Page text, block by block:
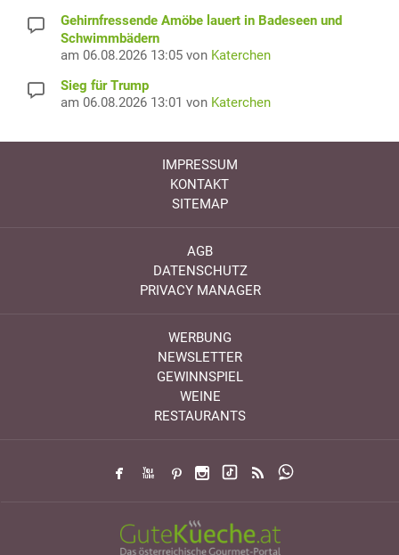
Gehirnfressende Amöbe lauert in Badeseen und
Schwimmbädern
am 06.08.2026 13:05 von Katerchen
Sieg für Trump
am 06.08.2026 13:01 von Katerchen
IMPRESSUM
KONTAKT
SITEMAP
AGB
DATENSCHUTZ
PRIVACY MANAGER
WERBUNG
NEWSLETTER
GEWINNSPIEL
WEINE
RESTAURANTS